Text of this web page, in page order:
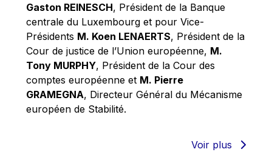
Patrizia Nanz
Philippe Maystadt
Pierre Gramegna
Richard Pelly
Robert Goebbels
Robert REYNDERS
Gaston REINESCH, Président de la Banque
centrale du Luxembourg et pour Vice-
Présidents M. Koen LENAERTS, Président de la
Cour de justice de l’Union européenne, M.
Tony MURPHY, Président de la Cour des
comptes européenne et M. Pierre
GRAMEGNA, Directeur Général du Mécanisme
européen de Stabilité.
Voir plus